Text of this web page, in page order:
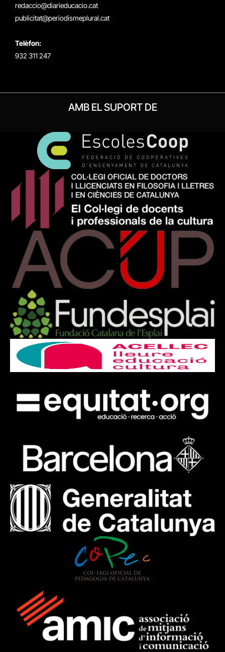
redaccio@diarieducacio.cat
publicitat@periodismeplural.cat
Telèfon:
932 311 247
AMB EL SUPORT DE